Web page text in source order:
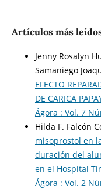
Artículos más
Jenny Rosalyn
Samaniego
EFECTO
DE CARICA
Ágora : Vol. 7
Hilda F. Falcón
misoprostol en
duración del
en el Hospital
Ágora : Vol. 2